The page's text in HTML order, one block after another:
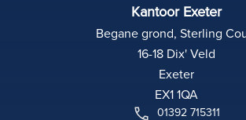
Kantoor Exeter
Begane grond, Sterling
16-18 Dix' Veld
Exeter
EX1 1QA
01392 715311